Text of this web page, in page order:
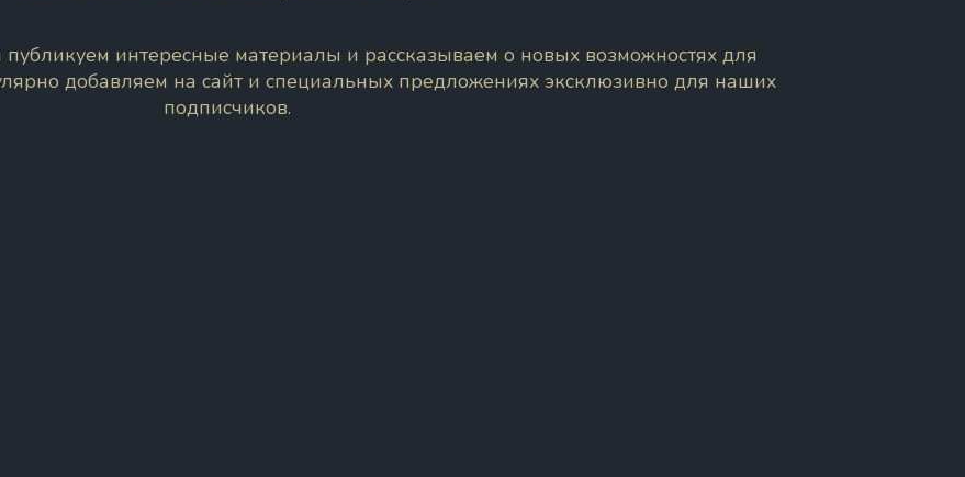
интересные материалы и рассказываем о новых возможностях для
добавляем на сайт и специальных предложениях эксклюзивно для наших
подписчиков.